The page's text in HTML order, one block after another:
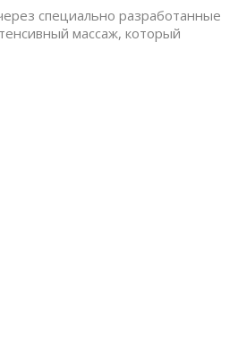
специально разработанные
массаж, который